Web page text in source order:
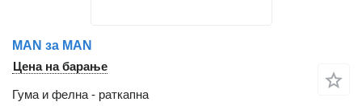
MAN за MAN
Цена на барање
Гума и фелна - раткапна